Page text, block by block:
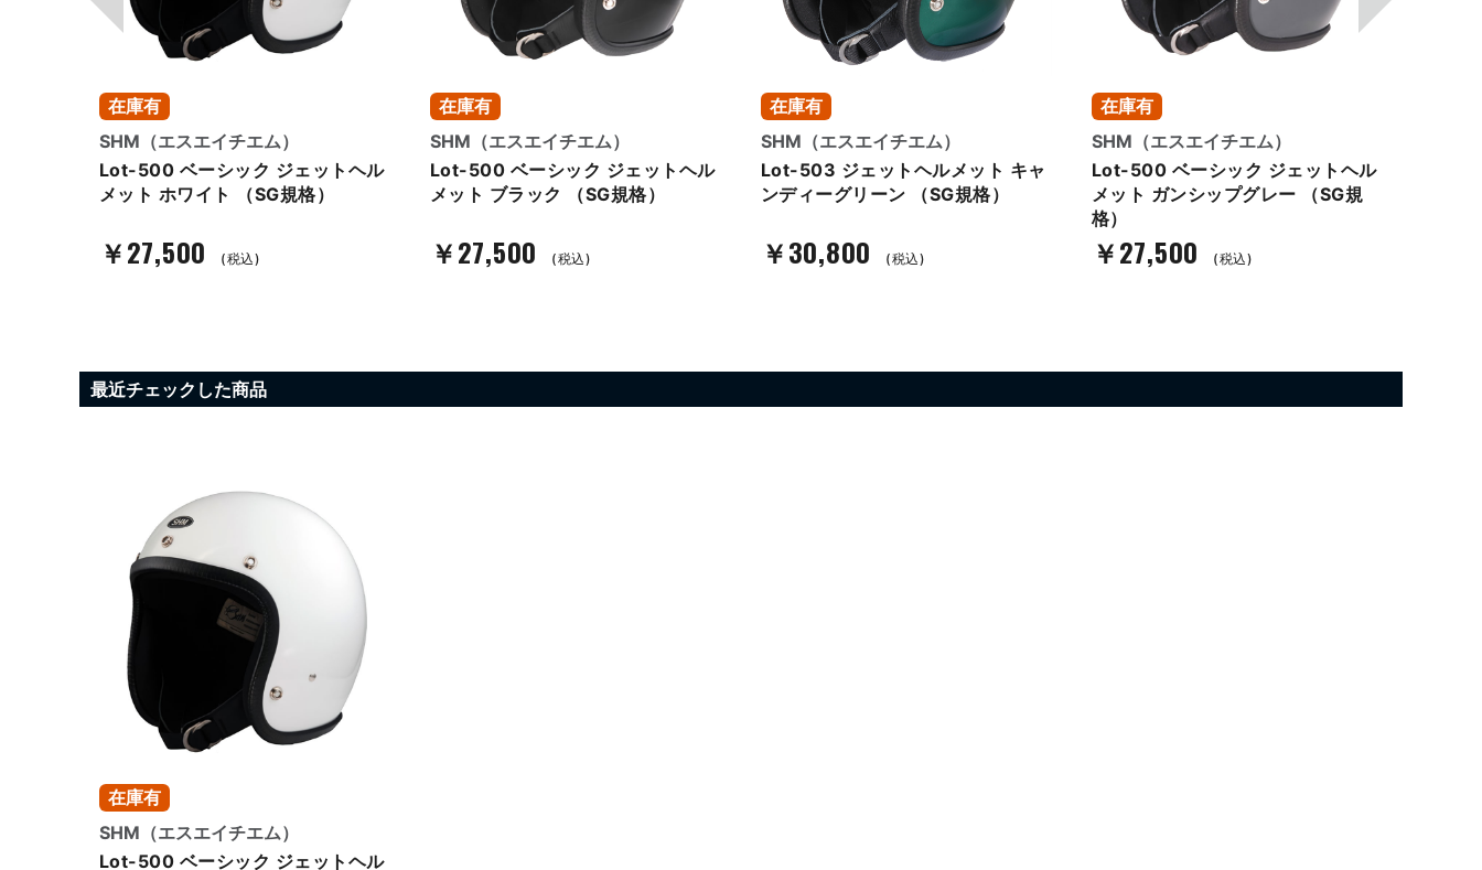
在庫有
SHM（エスエイチエム）
Lot-500 ベーシック ジェットヘル
メット ホワイト （SG規格）
￥27,500 (税込)
在庫有
SHM（エスエイチエム）
Lot-500 ベーシック ジェットヘル
メット ブラック （SG規格）
￥27,500 (税込)
在庫有
SHM（エスエイチエム）
Lot-503 ジェットヘルメット キャ
ンディーグリーン （SG規格）
￥30,800 (税込)
在庫有
SHM（エスエイチエム）
Lot-500 ベーシック ジェットヘル
メット ガンシップグレー （SG規
格）
￥27,500 (税込)
最近チェックした商品
在庫有
SHM（エスエイチエム）
Lot-500 ベーシック ジェットヘル